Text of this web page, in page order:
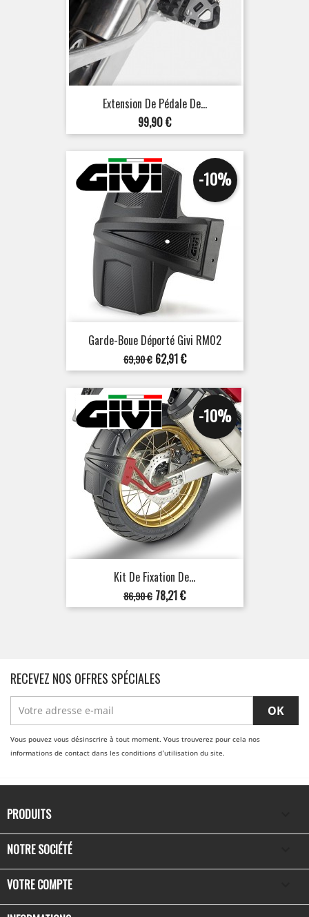
Extension De Pédale De...
Prix
99,90 €
Garde-Boue Déporté Givi RM02
Prix
de
base
69,90 €
-10%
Prix
62,91 €
Kit De Fixation De...
Prix
de
86,90 €
-10%
Prix
78,21 €
RECEVEZ NOS OFFRES SPÉCIALES
Vous pouvez vous désinscrire à tout moment. Vous trouverez pour cela nos
informations de contact dans les conditions d'utilisation du site.
PRODUITS
NOTRE SOCIÉTÉ
VOTRE COMPTE